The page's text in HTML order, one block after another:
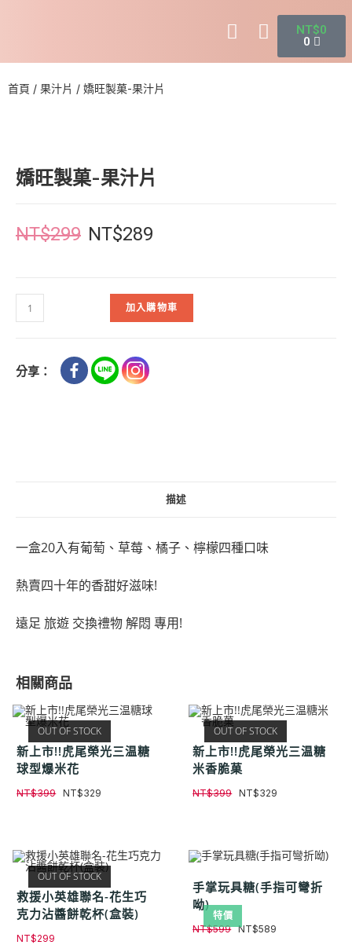
NT$0
0
首頁 / 果汁片 / 嬌旺製菓-果汁片
嬌旺製菓-果汁片
NT$299 NT$289
加入購物車
分享：
描述
一盒20入有葡萄、草莓、橘子、檸檬四種口味
熱賣四十年的香甜好滋味!
遠足 旅遊 交換禮物 解悶 專用!
相關商品
OUT OF STOCK
新上市!!虎尾榮光三温糖
球型爆米花
NT$399 NT$329
OUT OF STOCK
新上市!!虎尾榮光三温糖
米香脆菓
NT$399 NT$329
OUT OF STOCK
救援小英雄聯名-花生巧
克力沾醬餅乾杯(盒裝)
NT$299
特價
手掌玩具糖(手指可彎折
呦)
NT$599 NT$589